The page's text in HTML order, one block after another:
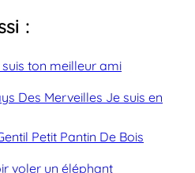
:
ton meilleur ami
Des Merveilles Je suis en
Petit Pantin De Bois
voler un éléphant